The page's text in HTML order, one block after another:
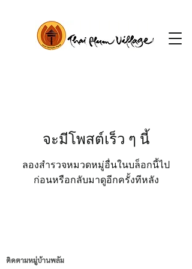
จะมีโพสต์เร็ว ๆ นี้
ลองสำรวจหมวดหมู่อื่นในบล็อกนี้ไป
ก่อนหรือกลับมาดูอีกครั้งทีหลัง
ติดตามหมู่บ้านพลัม